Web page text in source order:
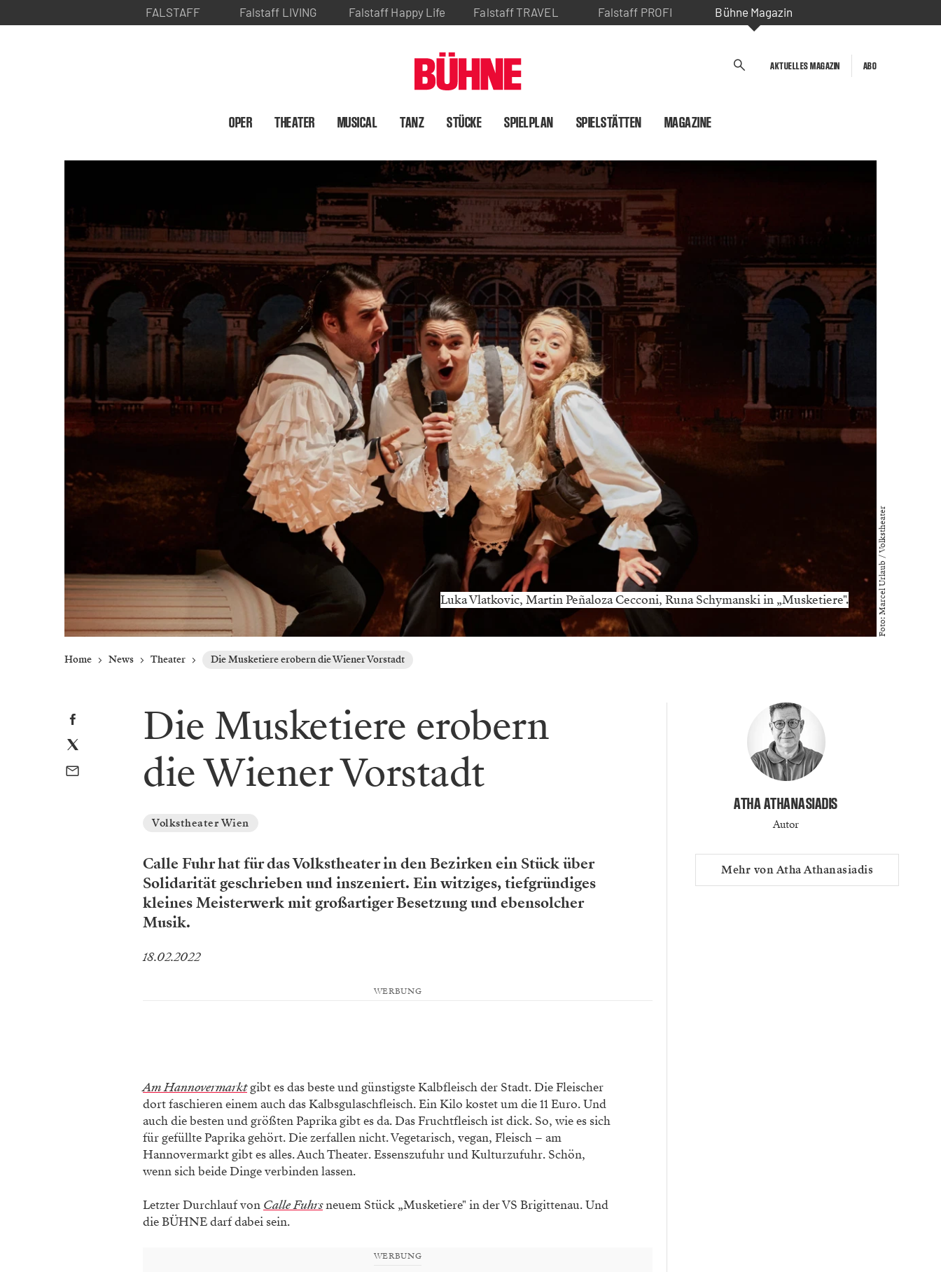
FALSTAFF Falstaff LIVING Falstaff Happy Life Falstaff TRAVEL Falstaff PROFI Bühne Magazin
AKTUELLES MAGAZIN ABO
OPER THEATER MUSICAL TANZ STÜCKE SPIELPLAN SPIELSTÄTTEN MAGAZINE
Luka Vlatkovic, Martin Peñaloza Cecconi, Runa Schymanski in „Musketiere". Foto: Marcel Urlaub / Volkstheater
Home News Theater Die Musketiere erobern die Wiener Vorstadt
Die Musketiere erobern
die Wiener Vorstadt
Volkstheater Wien
Calle Fuhr hat für das Volkstheater in den Bezirken ein Stück über
Solidarität geschrieben und inszeniert. Ein witziges, tiefgründiges
kleines Meisterwerk mit großartiger Besetzung und ebensolcher
Musik.
18.02.2022
WERBUNG
Am Hannovermarktgibt es das beste und günstigste Kalbfleisch der Stadt. Die Fleischer
dort faschieren einem auch das Kalbsgulaschfleisch. Ein Kilo kostet um die 11 Euro. Und
auch die besten und größten Paprika gibt es da. Das Fruchtfleisch ist dick. So, wie es sich
für gefüllte Paprika gehört. Die zerfallen nicht. Vegetarisch, vegan, Fleisch – am
Hannovermarkt gibt es alles. Auch Theater. Essenszufuhr und Kulturzufuhr. Schön,
wenn sich beide Dinge verbinden lassen.
Letzter Durchlauf von Calle Fuhrsneuem Stück „Musketiere" in der VS Brigittenau. Und
die BÜHNE darf dabei sein.
WERBUNG
ATHA ATHANASIADIS
Autor
Mehr von Atha Athanasiadis